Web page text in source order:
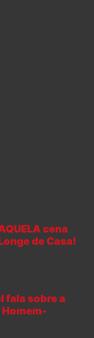
cena
de Casa!
fala sobre a